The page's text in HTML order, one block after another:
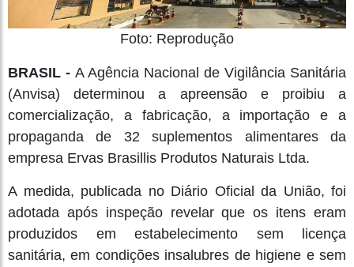
Foto: Reprodução
BRASIL - A Agência Nacional de Vigilância Sanitária
(Anvisa) determinou a apreensão e proibiu a
comercialização, a fabricação, a importação e a
propaganda de 32 suplementos alimentares da
empresa Ervas Brasillis Produtos Naturais Ltda.
A medida, publicada no Diário Oficial da União, foi
adotada após inspeção revelar que os itens eram
produzidos em estabelecimento sem licença
sanitária, em condições insalubres de higiene e sem